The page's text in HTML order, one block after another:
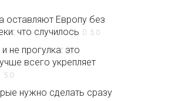
оставляют Европу без
что случилось
5.0
не прогулка: это
всего укрепляет
5.0
нужно сделать сразу